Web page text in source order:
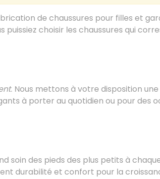
de chaussures pour filles et
choisir les chaussures qui
. Nous mettons à votre disposition
à porter au quotidien ou pour des
soin des pieds des plus petits à
durabilité et confort pour la